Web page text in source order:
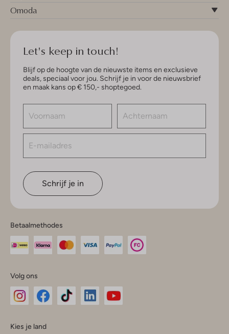
Omoda
Let's keep in touch!
Blijf op de hoogte van de nieuwste items en exclusieve
deals, speciaal voor jou. Schrijf je in voor de nieuwsbrief
en maak kans op € 150,- shoptegoed.
Schrijf je in
Betaalmethodes
Volg ons
Kies je land